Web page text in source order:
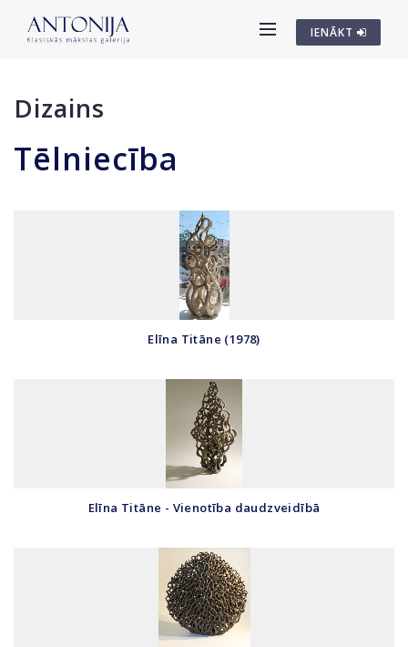
IENĀKT
Dizains
Tēlniecība
Elīna Titāne (1978)
Elīna Titāne - Vienotība daudzveidībā